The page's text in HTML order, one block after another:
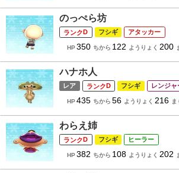
のっぺら坊
D フシギ アタッカー
HP350 ちから 122 ようりょく 200
ハナホ人
レア D フシギ レンジャ
HP435 ちから 56 ようりょく 216 ま
わらえ姉
D フシギ ヒーラー
HP382 ちから 108 ようりょく 202